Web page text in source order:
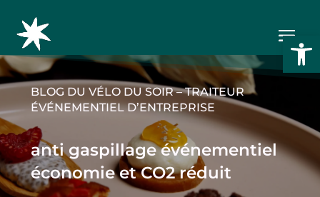
Ouvrir
BLOG DU VÉLO DU SOIR – TRAITEUR
ÉVÉNEMENTIEL D’ENTREPRISE
anti gaspillage événementiel
économie et CO2 réduit